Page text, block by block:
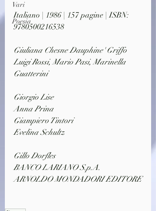
Vari
Poesia
Italiano | 1986 | 157 pagine | ISBN:
9780500216538
Giuliana Chesne Dauphine' Griffo
Luigi Rossi, Mario Pasi, Marinella
Guatterini
Giorgio Lise
Anna Prina
Giampiero Tintori
Evelina Schultz
Gillo Dorfles
BANCO LARIANO S.p.A.
ARNOLDO MONDADORI EDITORE